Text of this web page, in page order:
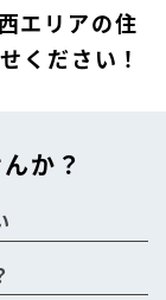
エリアの住
ください！
か？